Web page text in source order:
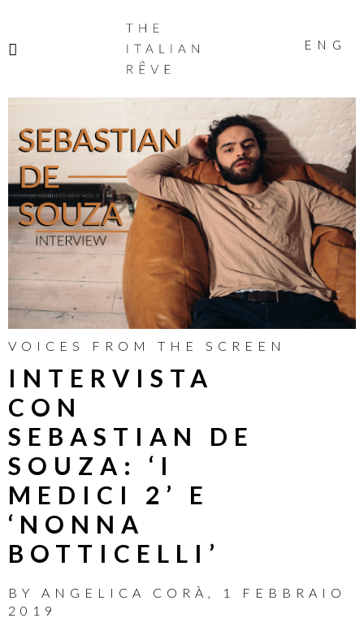
ITALIAN
RÊVE
ENG
VOICES FROM THE SCREEN
INTERVISTA
CON
SEBASTIAN DE
SOUZA: ‘I
MEDICI 2’ E
‘NONNA
BOTTICELLI’
BY ANGELICA CORÀ ,
1 FEBBRAIO
2019